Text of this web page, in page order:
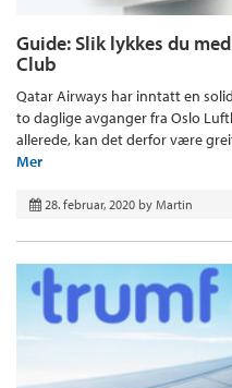
Guide: Slik lykkes du
Club
Qatar Airways har inntatt en
to daglige avganger fra Oslo
allerede, kan det derfor være
Mer
28. februar, 2020 by Martin